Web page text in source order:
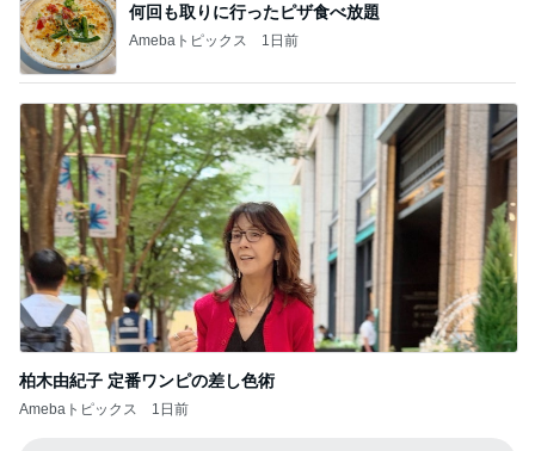
何回も取りに行ったピザ食べ放題
Amebaトピックス 1日前
柏木由紀子 定番ワンピの差し色術
Amebaトピックス 1日前